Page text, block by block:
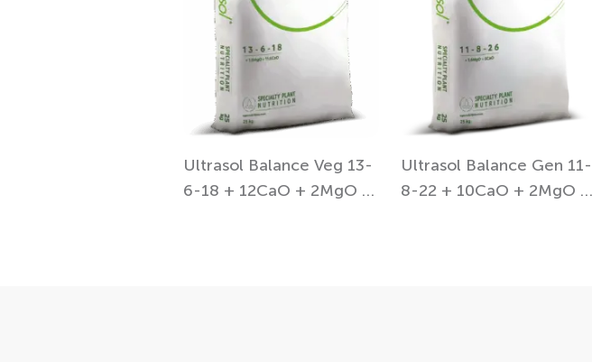
Ultrasol Balance Veg 13-
6-18 + 12CaO + 2MgO +
Ultrasol Balance Gen 11-
8-22 + 10CaO + 2MgO +